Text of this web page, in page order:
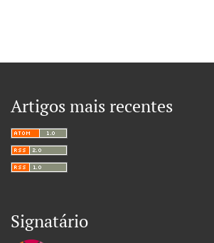
Artigos mais recentes
Signatário